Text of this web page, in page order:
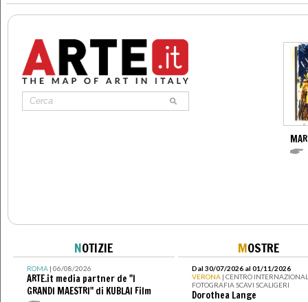
NOTIZIE
ROMA| 06/08/2026
ARTE.it media partner de "I
GRANDI MAESTRI" di KUBLAI Film
MOSTRE
Dal 30/07/2026 al 01/11/2026
VERONA | CENTRO
FOTOGRAFIA SCAVI SCALIGERI
Dorothea Lange